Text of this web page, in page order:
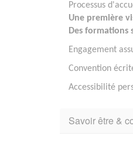
Processus
Une première
Des formations
Engagement
Convention
Accessibilité
Savoir être &